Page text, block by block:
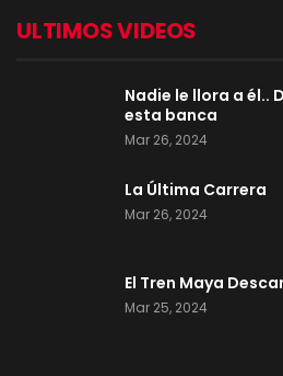
ULTIMOS VIDEOS
Nadie le llora a él..
esta banca
Mar 26, 2024
La Última Carrera
Mar 26, 2024
El Tren Maya
Mar 25, 2024